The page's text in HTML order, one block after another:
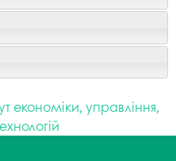
економіки, управління,